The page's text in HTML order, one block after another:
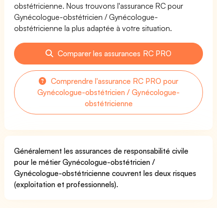
obstétricienne. Nous trouvons l'assurance RC pour
Gynécologue-obstétricien / Gynécologue-
obstétricienne la plus adaptée à votre situation.
Comparer les assurances RC PRO
Comprendre l'assurance RC PRO pour
Gynécologue-obstétricien / Gynécologue-
obstétricienne
Généralement les assurances de responsabilité civile
pour le métier Gynécologue-obstétricien /
Gynécologue-obstétricienne couvrent les deux risques
(exploitation et professionnels).